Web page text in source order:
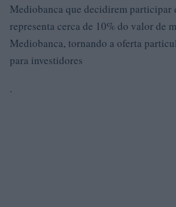
Mediobanca que decidirem participar
representa cerca de 10% do valor de
Mediobanca, tornando a oferta
para investidores
.